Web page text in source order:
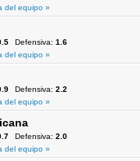
del equipo »
Defensiva: 1.6
del equipo »
Defensiva: 2.2
del equipo »
Defensiva: 2.0
del equipo »